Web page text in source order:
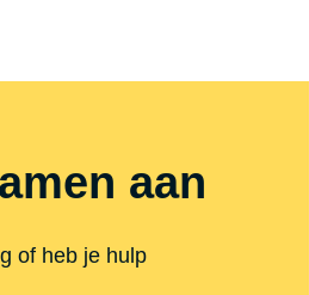
aan
of heb je hulp